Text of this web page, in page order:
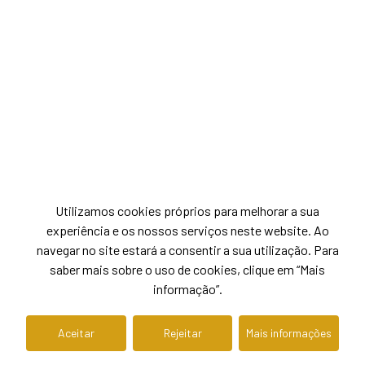
Utilizamos cookies próprios para melhorar a sua
experiência e os nossos serviços neste website. Ao
navegar no site estará a consentir a sua utilização. Para
saber mais sobre o uso de cookies, clique em “Mais
informação”.
Aceitar Rejeitar Mais informações